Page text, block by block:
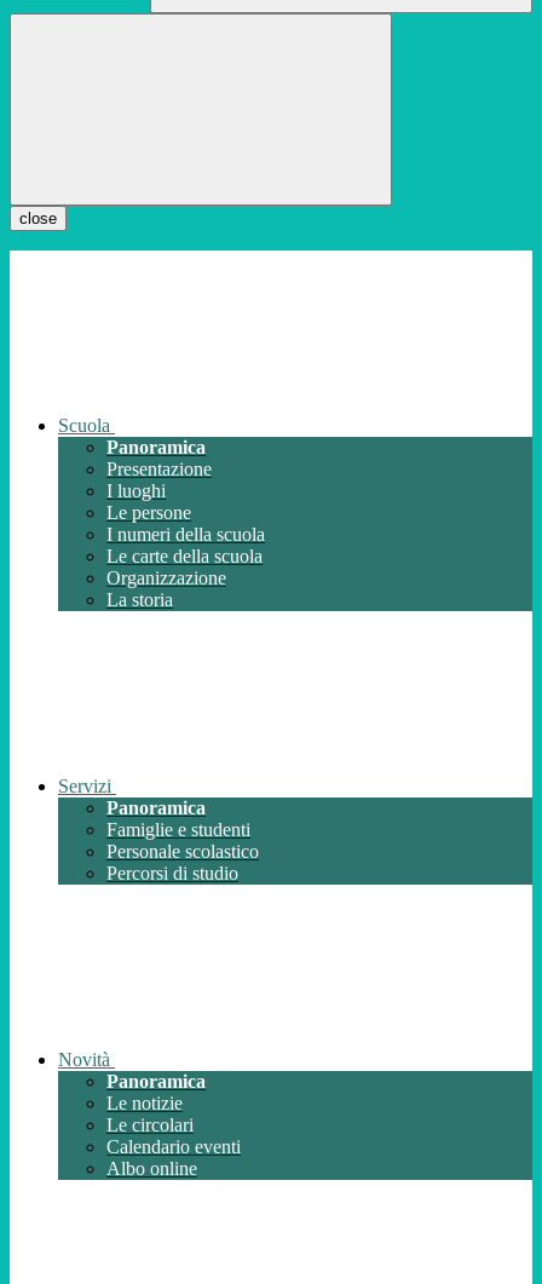
close
Scuola
Panoramica
Presentazione
I luoghi
Le persone
I numeri della scuola
Le carte della scuola
Organizzazione
La storia
Servizi
Panoramica
Famiglie e studenti
Personale scolastico
Percorsi di studio
Novità
Panoramica
Le notizie
Le circolari
Calendario eventi
Albo online